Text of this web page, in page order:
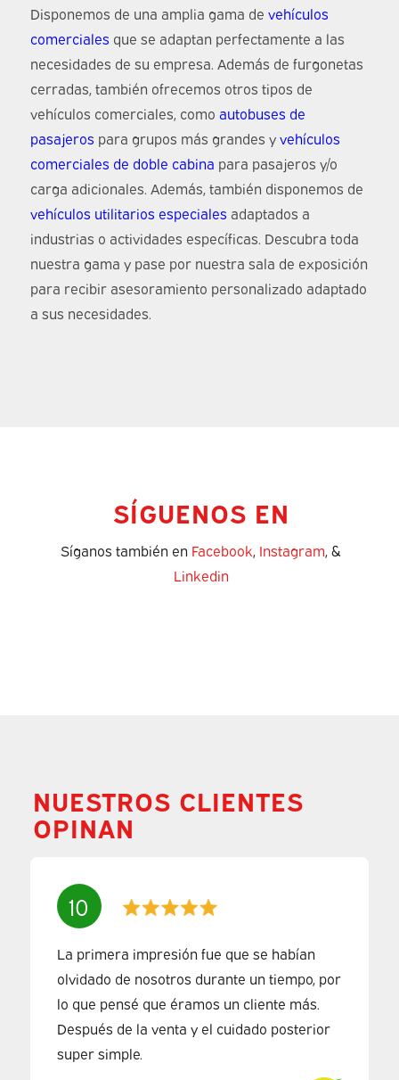
Disponemos de una amplia gama de vehículos
comerciales que se adaptan perfectamente a las
necesidades de su empresa. Además de furgonetas
cerradas, también ofrecemos otros tipos de
vehículos comerciales, como autobuses de
pasajeros para grupos más grandes yvehículos
comerciales de doble cabina para pasajeros y/o
carga adicionales. Además, también disponemos de
vehículos utilitarios especiales adaptados a
industrias o actividades específicas. Descubra toda
nuestra gama y pase por nuestra sala de exposición
para recibir asesoramiento personalizado adaptado
a sus necesidades.
SÍGUENOS EN
Síganos también en Facebook, Instagram, &
Linkedin
NUESTROS CLIENTES
OPINAN
10
La primera impresión fue que se habían
olvidado de nosotros durante un tiempo, por
lo que pensé que éramos un cliente más.
Después de la venta y el cuidado posterior
super simple.